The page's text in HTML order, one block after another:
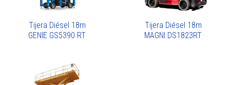
Tijera Diésel 18m
GENIE GS5390 RT
Tijera Diésel 18m
MAGNI DS1823RT